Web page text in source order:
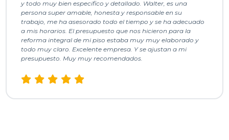
y todo muy bien especifico y detallado. Walter, es una
persona super amable, honesta y responsable en su
trabajo, me ha asesorado todo el tiempo y se ha adecuado
a mis horarios. El presupuesto que nos hicieron para la
reforma integral de mi piso estaba muy muy elaborado y
todo muy claro. Excelente empresa. Y se ajustan a mi
presupuesto. Muy muy recomendados.